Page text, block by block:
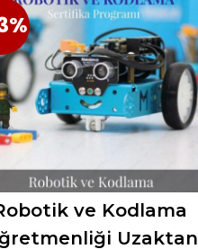
ve Kodlama
Uzaktan